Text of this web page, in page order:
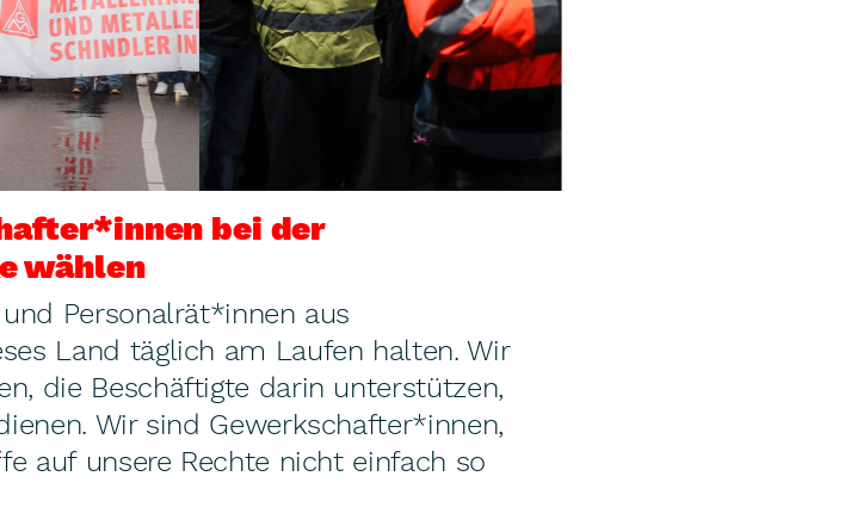
bei der
wählen
Personalrät*innen aus
Land täglich am Laufen halten. Wir
die Beschäftigte darin unterstützen,
Wir sind Gewerkschafter*innen,
auf unsere Rechte nicht einfach so